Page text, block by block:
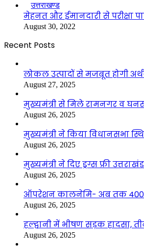
उत्तराखण्ड
मेहनत और ईमानदारी से परीक्षा
August 30, 2022
Recent Posts
लोकल उत्पादों से मजबूत होगी
August 27, 2025
मुख्यमंत्री से मिले रामनगर व
August 26, 2025
मुख्यमंत्री ने किया विधानसभा
August 26, 2025
मुख्यमंत्री ने दिए ड्रग्स फ्री
August 26, 2025
ऑपरेशन कालनेमि- अब तक 4000
August 26, 2025
हल्द्वानी में भीषण सड़क हादसा,
August 26, 2025